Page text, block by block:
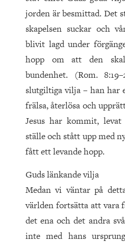
jorden är besmittad. Det
skapelsen suckar och
blivit lagd under
hopp om att den
bundenhet. (Rom.
slutgiltiga vilja – han har
frälsa, återlösa och
Jesus har kommit,
ställe och stått upp med
fått ett levande hopp.
Guds länkande vilja
Medan vi väntar på
världen fortsätta att vara
det ena och det andra
inte med hans